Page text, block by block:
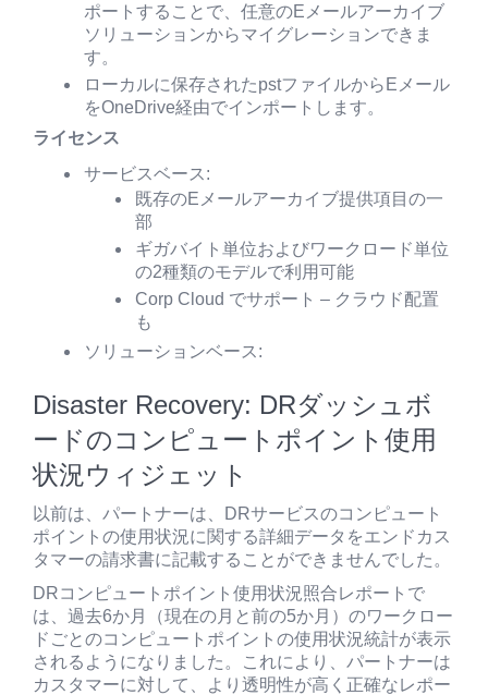
ポートすることで、任意のEメールアーカイブ
ソリューションからマイグレーションできま
す。
ローカルに保存されたpstファイルからEメール
をOneDrive経由でインポートします。
ライセンス
サービスベース:
既存のEメールアーカイブ提供項目の一
部
ギガバイト単位およびワークロード単位
の2種類のモデルで利用可能
Corp Cloud でサポート – クラウド配置
も
ソリューションベース:
Disaster Recovery: DRダッシュボ
ードのコンピュートポイント使用
状況ウィジェット
以前は、パートナーは、DRサービスのコンピュート
ポイントの使用状況に関する詳細データをエンドカス
タマーの請求書に記載することができませんでした。
DRコンピュートポイント使用状況照合レポートで
は、過去6か月（現在の月と前の5か月）のワークロー
ドごとのコンピュートポイントの使用状況統計が表示
されるようになりました。これにより、パートナーは
カスタマーに対して、より透明性が高く正確なレポー